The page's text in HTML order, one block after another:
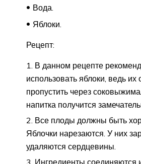
Вода.
Яблоки.
Рецепт:
В данном рецепте
использовать яблоки, ведь их
пропустить через
напитка получится
Все плоды должны быть
Яблочки нарезаются. У них
удаляются сердцевины.